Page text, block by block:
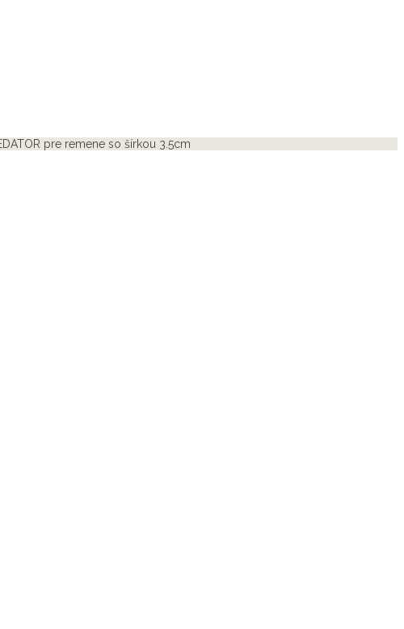
pre remene so šírkou 3.5cm